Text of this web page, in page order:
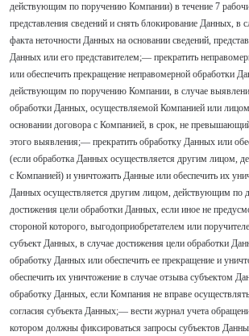
действующим по поручению Компании) в течение 7
представления сведений и снять блокирование Данных, в
факта неточности Данных на основании сведений,
Данных или его представителем;— прекратить
или обеспечить прекращение неправомерной обработки
действующим по поручению Компании, в случае
обработки Данных, осуществляемой Компанией или
основании договора с Компанией, в срок, не
этого выявления;— прекратить обработку Данных или
(если обработка Данных осуществляется другим лицом,
с Компанией) и уничтожить Данные или обеспечить их
Данных осуществляется другим лицом, действующим по
достижения цели обработки Данных, если иное не
стороной которого, выгодоприобретателем или
субъект Данных, в случае достижения цели обработки
обработку Данных или обеспечить ее прекращение и
обеспечить их уничтожение в случае отзыва субъектом
обработку Данных, если Компания не вправе
согласия субъекта Данных;— вести журнал учета
котором должны фиксироваться запросы субъектов